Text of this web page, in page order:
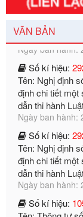
VĂN BẢN
Số kí hiệu:
Tên: Nghị định
định chi tiết một
dẫn thi hành
Ngày ban hành:
Số kí hiệu:
Tên: Nghị định
định chi tiết một
dẫn thi hành
Ngày ban hành:
Số kí hiệu:
Tên: Thông tư
bỏ Thông tư số
2019 của Bộ
phạt vi phạm
Ngày ban hành: